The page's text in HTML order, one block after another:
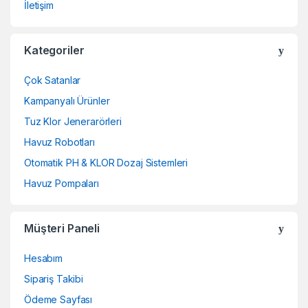
İletişim
Kategoriler
Çok Satanlar
Kampanyalı Ürünler
Tuz Klor Jenerarörleri
Havuz Robotları
Otomatik PH & KLOR Dozaj Sistemleri
Havuz Pompaları
Müşteri Paneli
Hesabım
Sipariş Takibi
Ödeme Sayfası